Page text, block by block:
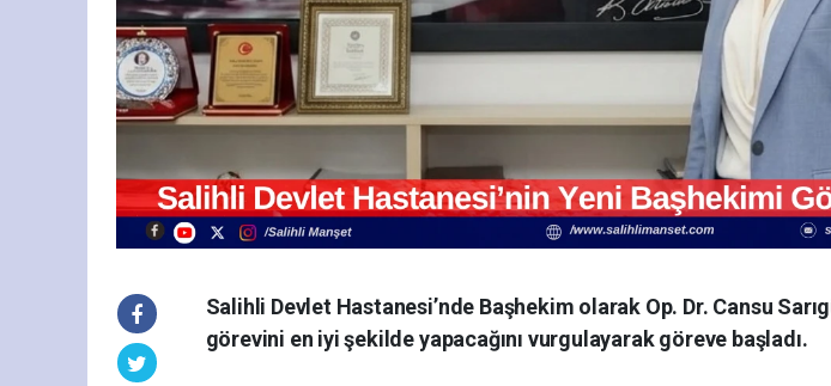
Salihli Devlet Hastanesi’nde Başhekim olarak Op. Dr. Cansu
görevini en iyi şekilde yapacağını vurgulayarak göreve başladı.